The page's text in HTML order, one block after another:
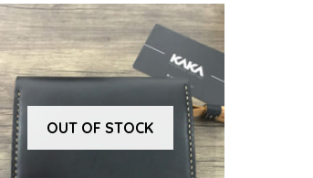
OUT OF STOCK